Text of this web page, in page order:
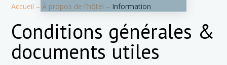
Accueil –À propos de l'hôtel – Information
Conditions générales &
documents utiles